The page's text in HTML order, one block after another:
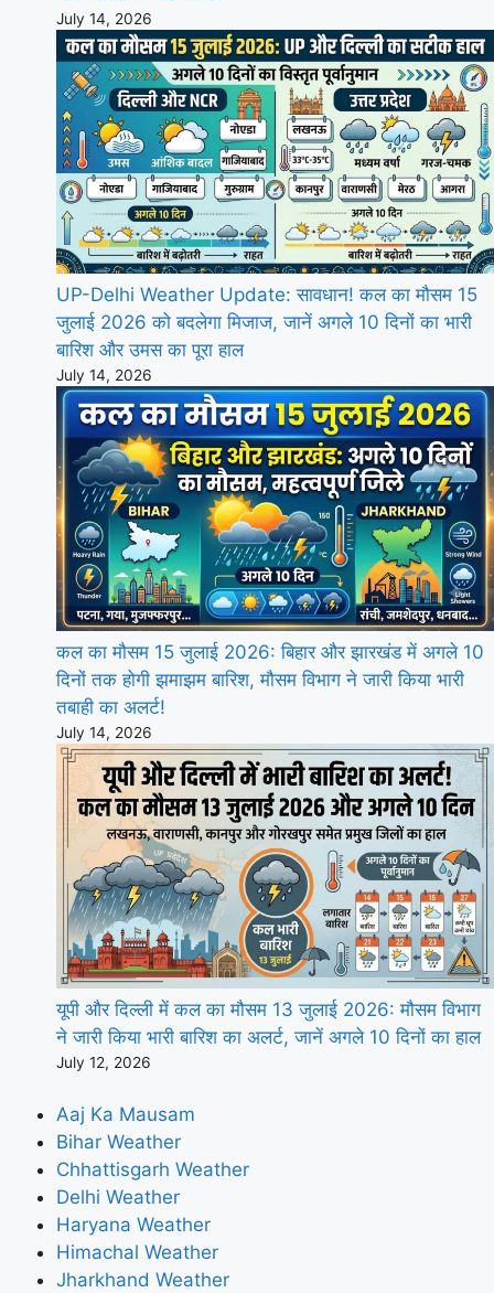
July 14, 2026
UP-Delhi Weather Update: सावधान! कल का मौसम 15
जुलाई 2026 को बदलेगा मिजाज, जानें अगले 10 दिनों का भारी
बारिश और उमस का पूरा हाल
July 14, 2026
कल का मौसम 15 जुलाई 2026: बिहार और झारखंड में अगले 10
दिनों तक होगी झमाझम बारिश, मौसम विभाग ने जारी किया भारी
तबाही का अलर्ट!
July 14, 2026
यूपी और दिल्ली में कल का मौसम 13 जुलाई 2026: मौसम विभाग
ने जारी किया भारी बारिश का अलर्ट, जानें अगले 10 दिनों का हाल
July 12, 2026
Aaj Ka Mausam
Bihar Weather
Chhattisgarh Weather
Delhi Weather
Haryana Weather
Himachal Weather
Jharkhand Weather